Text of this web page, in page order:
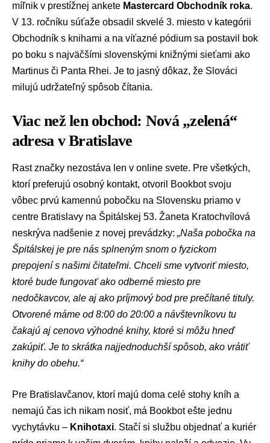
míľnik v prestížnej ankete Mastercard Obchodník roka.
V 13. ročníku súťaže obsadil skvelé 3. miesto v kategórii
Obchodník s knihami a na víťazné pódium sa postavil bok
po boku s najväčšími slovenskými knižnými sieťami ako
Martinus či Panta Rhei. Je to jasný dôkaz, že Slováci
milujú udržateľný spôsob čítania.
Viac než len obchod: Nová „zelená“
adresa v Bratislave
Rast značky nezostáva len v online svete. Pre všetkých,
ktorí preferujú osobný kontakt, otvoril Bookbot svoju
vôbec prvú kamennú pobočku na Slovensku priamo v
centre Bratislavy na Špitálskej 53. Žaneta Kratochvílová
neskrýva nadšenie z novej prevádzky: „Naša pobočka na
Špitálskej je pre nás splneným snom o fyzickom
prepojení s našimi čitateľmi. Chceli sme vytvoriť miesto,
ktoré bude fungovať ako odberné miesto pre
nedočkavcov, ale aj ako príjmový bod pre prečítané tituly.
Otvorené máme od 8:00 do 20:00 a návštevníkovu tu
čakajú aj cenovo výhodné knihy, ktoré si môžu hneď
zakúpiť. Je to skrátka najjednoduchší spôsob, ako vrátiť
knihy do obehu.“
Pre Bratislavčanov, ktorí majú doma celé stohy kníh a
nemajú čas ich nikam nosiť, má Bookbot ešte jednu
vychytávku – Knihotaxi. Stačí si službu objednať a kuriér